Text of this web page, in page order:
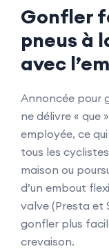
Gonfler
pneus à
avec
Annoncée pour
ne délivre « que
employée, ce
tous les
maison ou
d’un embout
valve (Presta et
gonfler plus
crevaison.